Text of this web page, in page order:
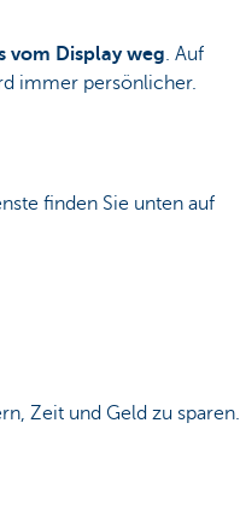
vom Display weg. Auf
immer persönlicher.
finden Sie unten auf
Zeit und Geld zu sparen.